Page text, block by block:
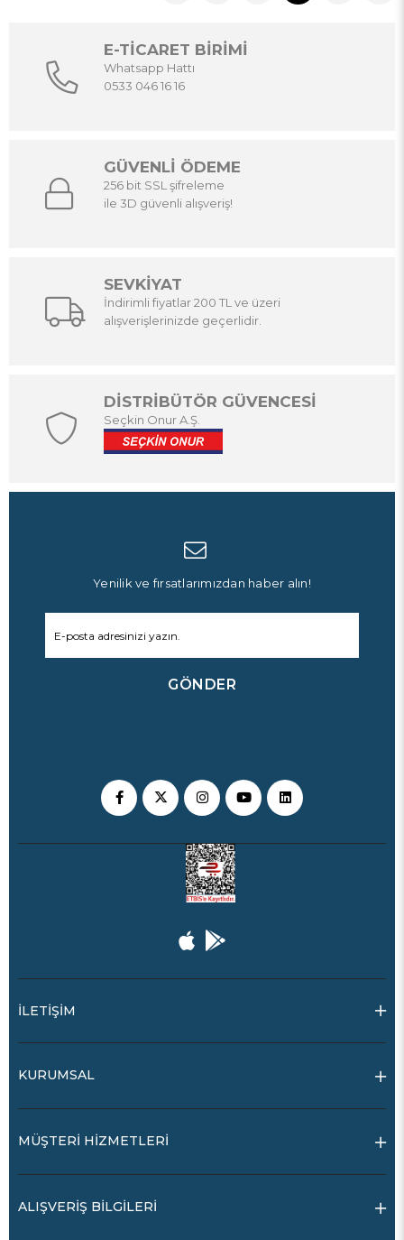
E-TİCARET BİRİMİ
Whatsapp Hattı
0533 046 16 16
GÜVENLİ ÖDEME
256 bit SSL şifreleme
ile 3D güvenli alışveriş!
SEVKİYAT
İndirimli fiyatlar 200 TL ve üzeri
alışverişlerinizde geçerlidir.
DİSTRİBÜTÖR GÜVENCESİ
Seçkin Onur A.Ş.
Yenilik ve fırsatlarımızdan haber alın!
GÖNDER
İLETİŞİM
KURUMSAL
MÜŞTERİ HİZMETLERİ
ALIŞVERİŞ BİLGİLERİ